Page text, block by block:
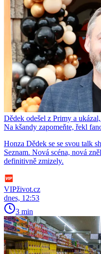
Dědek odešel z Primy a
Na kšandy zapomeňte, řekl
Honza Dědek se se svou talk
Seznam. Nová scéna, nová
definitivně zmizely.
VIPživot.cz
dnes, 12:53
3 min